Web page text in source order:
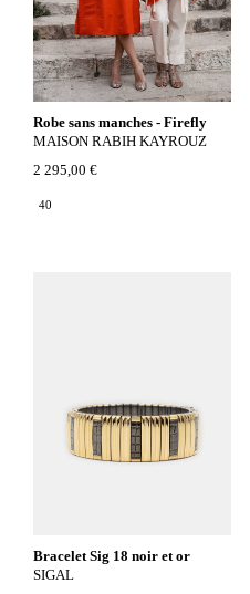
Robe sans manches - Firefly
MAISON RABIH KAYROUZ
2 295,00 €
40
Bracelet Sig 18 noir et or
SIGAL